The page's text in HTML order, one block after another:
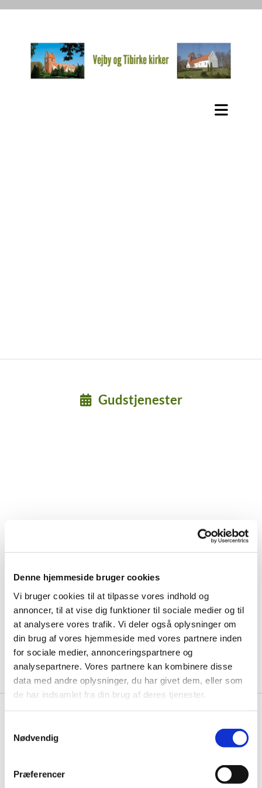
Denne hjemmeside bruger cookies
Vi bruger cookies til at tilpasse vores indhold og
annoncer, til at vise dig funktioner til sociale medier og til
at analysere vores trafik. Vi deler også oplysninger om
din brug af vores hjemmeside med vores partnere inden
for sociale medier, annonceringspartnere og
analysepartnere. Vores partnere kan kombinere disse
data med andre oplysninger, du har givet dem, eller som
de har indsamlet fra din brug af deres tjenester.
Nødvendig
Præferencer
Gudstjenester